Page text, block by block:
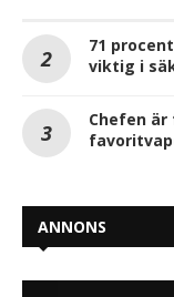
71
viktig i
Chefen
ANNONS